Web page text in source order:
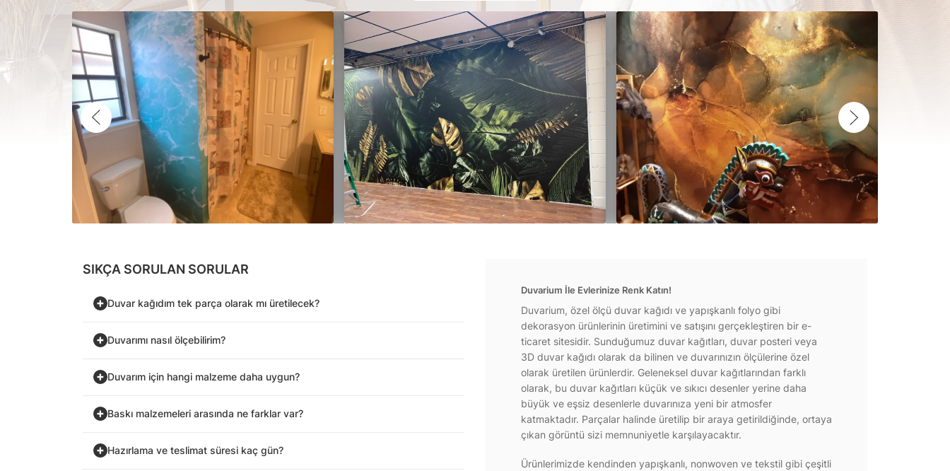
SIKÇA SORULAN SORULAR
Duvar kağıdım tek parça olarak mı üretilecek?
Duvarımı nasıl ölçebilirim?
Duvarım için hangi malzeme daha uygun?
Baskı malzemeleri arasında ne farklar var?
Hazırlama ve teslimat süresi kaç gün?
Duvarium İle Evlerinize Renk Katın!
Duvarium, özel ölçü duvar kağıdı ve yapışkanlı folyo gibi
dekorasyon ürünlerinin üretimini ve satışını gerçekleştiren bir e-
ticaret sitesidir. Sunduğumuz duvar kağıtları, duvar posteri veya
3D duvar kağıdı olarak da bilinen ve duvarınızın ölçülerine özel
olarak üretilen ürünlerdir. Geleneksel duvar kağıtlarından farklı
olarak, bu duvar kağıtları küçük ve sıkıcı desenler yerine daha
büyük ve eşsiz desenlerle duvarınıza yeni bir atmosfer
katmaktadır. Parçalar halinde üretilip bir araya getirildiğinde, ortaya
çıkan görüntü sizi memnuniyetle karşılayacaktır.
Ürünlerimizde kendinden yapışkanlı, nonwoven ve tekstil gibi çeşitli